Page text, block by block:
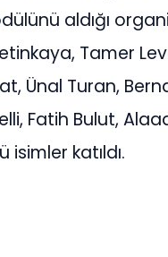
aldığı
Tamer
Ünal Turan,
Fatih Bulut,
isimler katıldı.